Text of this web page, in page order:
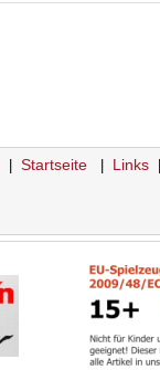
Startseite Links